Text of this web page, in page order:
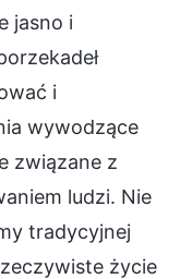
jasno i
i
wywodzące
związane z
ludzi. Nie
tradycyjnej
życie